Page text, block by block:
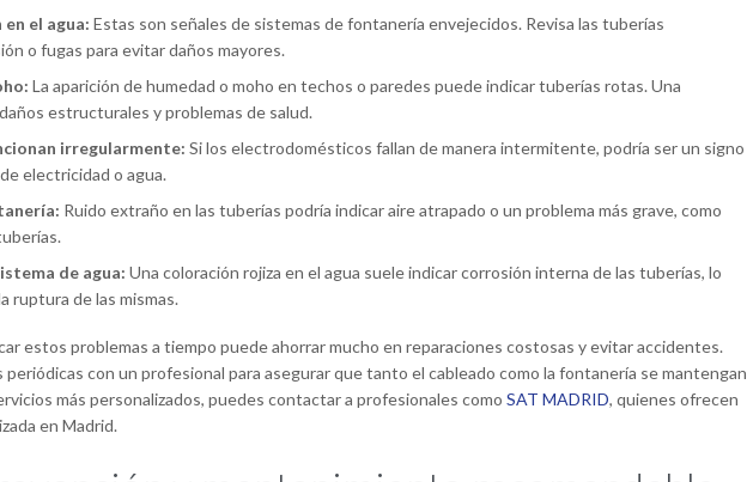
el agua: Estas son señales de sistemas de fontanería envejecidos. Revisa las tuberías
o fugas para evitar daños mayores.
La aparición de humedad o moho en techos o paredes puede indicar tuberías rotas. Una
estructurales y problemas de salud.
irregularmente: Si los electrodomésticos fallan de manera intermitente, podría ser un signo
electricidad o agua.
Ruido extraño en las tuberías podría indicar aire atrapado o un problema más grave, como
de agua: Una coloración rojiza en el agua suele indicar corrosión interna de las tuberías, lo
ruptura de las mismas.
estos problemas a tiempo puede ahorrar mucho en reparaciones costosas y evitar accidentes.
con un profesional para asegurar que tanto el cableado como la fontanería se mantengan
más personalizados, puedes contactar a profesionales como SAT MADRID, quienes ofrecen
en Madrid.